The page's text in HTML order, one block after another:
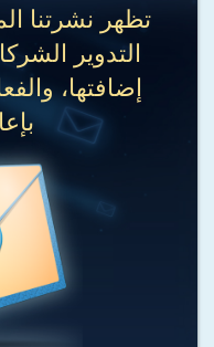
تظهر نشرتنا
التدوير
إضافتها،